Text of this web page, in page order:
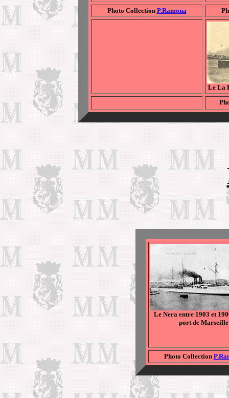
Photo Collection P.Ramona
Le La
Le Nera entre 1903 et
port de Marseille
Photo Collection